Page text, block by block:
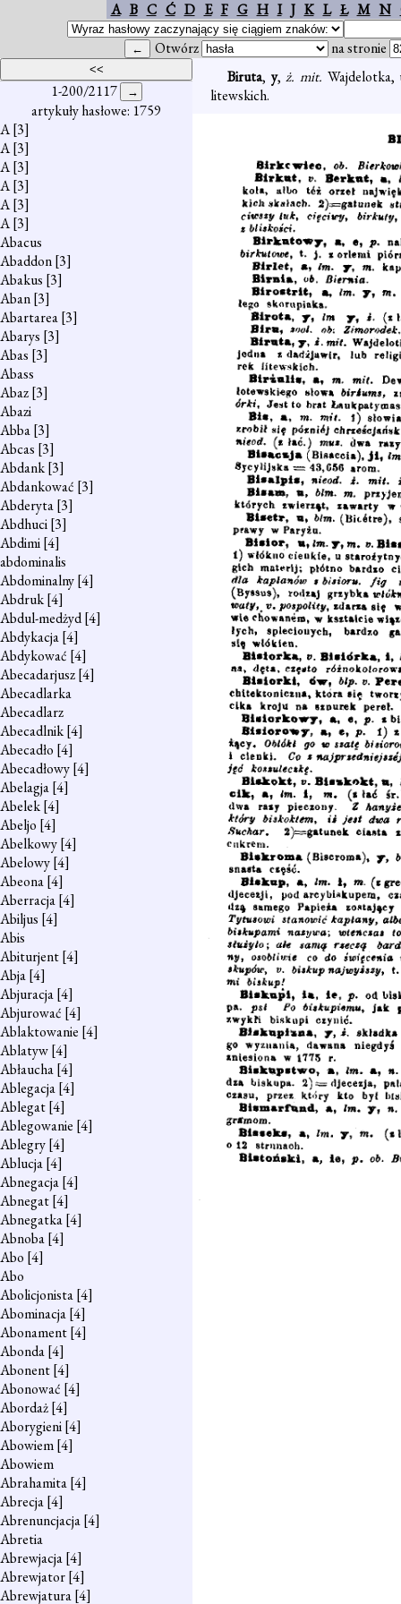
A B C Ć D E F G H I J K L Ł M N
Otwórz na stronie
1-200/2117
artykuły hasłowe: 1759
A[3]
A[3]
A[3]
A[3]
A[3]
A[3]
Abacus
Abaddon[3]
Abakus [3]
Aban[3]
Abartarea[3]
Abarys [3]
Abas [3]
Abass
Abaz[3]
Abazi
Abba[3]
Abcas [3]
Abdank[3]
Abdankować [3]
Abderyta[3]
Abdhuci[3]
Abdimi[4]
abdominalis
Abdominalny[4]
Abdruk[4]
Abdul-medżyd[4]
Abdykacja[4]
Abdykować [4]
Abecadarjusz[4]
Abecadlarka
Abecadlarz
Abecadlnik[4]
Abecadło [4]
Abecadłowy[4]
Abelagja[4]
Abelek[4]
Abeljo [4]
Abelkowy[4]
Abelowy[4]
Abeona[4]
Aberracja[4]
Abiljus [4]
Abis
Abiturjent[4]
Abja[4]
Abjuracja[4]
Abjurować [4]
Ablaktowanie [4]
Ablatyw[4]
Abłaucha[4]
Ablegacja[4]
Ablegat[4]
Ablegowanie [4]
Ablegry[4]
Ablucja[4]
Abnegacja[4]
Abnegat[4]
Abnegatka[4]
Abnoba[4]
Abo [4]
Abo
Abolicjonista[4]
Abominacja[4]
Abonament[4]
Abonda[4]
Abonent[4]
Abonować [4]
Abordaż[4]
Aborygieni[4]
Abowiem[4]
Abowiem
Abrahamita[4]
Abrecja[4]
Abrenuncjacja[4]
Abretia
Abrewjacja[4]
Abrewjator[4]
Abrewjatura[4]
Biruta, y, ż. mit. Wajdelotka,
litewskich.